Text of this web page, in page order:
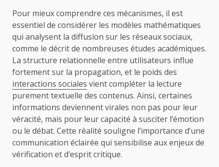
Pour mieux comprendre ces mécanismes, il est
essentiel de considérer les modèles mathématiques
qui analysent la diffusion sur les réseaux sociaux,
comme le décrit de nombreuses études académiques.
La structure relationnelle entre utilisateurs influe
fortement sur la propagation, et le poids des
interactions sociales vient compléter la lecture
purement textuelle des contenus. Ainsi, certaines
informations deviennent virales non pas pour leur
véracité, mais pour leur capacité à susciter l’émotion
ou le débat. Cette réalité souligne l’importance d’une
communication éclairée qui sensibilise aux enjeux de
vérification et d’esprit critique.